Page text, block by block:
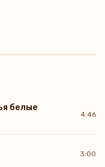
белые
4:46
3:00